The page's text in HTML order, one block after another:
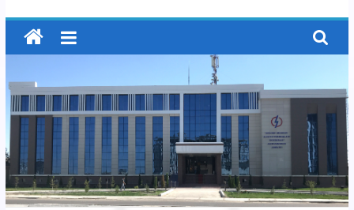
Предприятие
Территориальных
Электрических
сетей"
АО
"Бухарское